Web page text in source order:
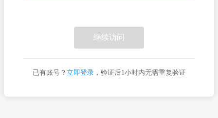
继续访问
已有账号？ 立即登录，验证后1小时内无需重复验证